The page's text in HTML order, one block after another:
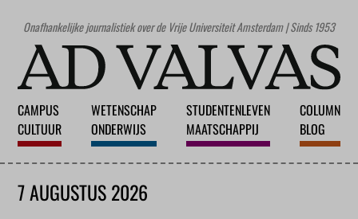
Onafhankelijke journalistiek over de Vrije Universiteit Amsterdam | Sinds 1953
CAMPUS
CULTUUR
WETENSCHAP
ONDERWIJS
STUDENTENLEVEN
MAATSCHAPPIJ
COLUMN
BLOG
7 AUGUSTUS 2026